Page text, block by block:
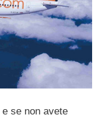
e se non avete